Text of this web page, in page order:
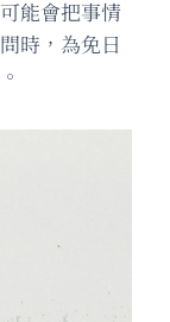
能會把事情
時，為免日